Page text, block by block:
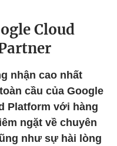
Cloud
nhận cao nhất
cầu của Google
Platform với hàng
ngặt về chuyên
như sự hài lòng